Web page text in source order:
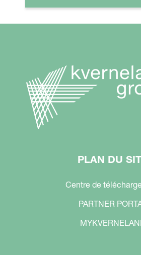
PLAN DU
Centre de
PARTNER